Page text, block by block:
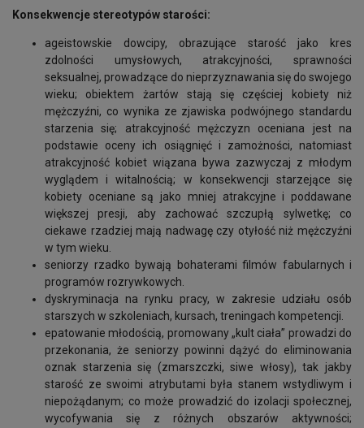
Konsekwencje stereotypów starości:
ageistowskie dowcipy, obrazujące starość jako kres
zdolności umysłowych, atrakcyjności, sprawności
seksualnej, prowadzące do nieprzyznawania się do swojego
wieku; obiektem żartów stają się częściej kobiety niż
mężczyźni, co wynika ze zjawiska podwójnego standardu
starzenia się; atrakcyjność mężczyzn oceniana jest na
podstawie oceny ich osiągnięć i zamożności, natomiast
atrakcyjność kobiet wiązana bywa zazwyczaj z młodym
wyglądem i witalnością; w konsekwencji starzejące się
kobiety oceniane są jako mniej atrakcyjne i poddawane
większej presji, aby zachować szczupłą sylwetkę; co
ciekawe rzadziej mają nadwagę czy otyłość niż mężczyźni
w tym wieku.
seniorzy rzadko bywają bohaterami filmów fabularnych i
programów rozrywkowych.
dyskryminacja na rynku pracy, w zakresie udziału osób
starszych w szkoleniach, kursach, treningach kompetencji.
epatowanie młodością, promowany „kult ciała” prowadzi do
przekonania, że seniorzy powinni dążyć do eliminowania
oznak starzenia się (zmarszczki, siwe włosy), tak jakby
starość ze swoimi atrybutami była stanem wstydliwym i
niepożądanym; co może prowadzić do izolacji społecznej,
wycofywania się z różnych obszarów aktywności;